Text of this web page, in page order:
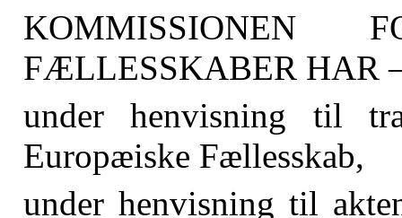
KOMMISSIONEN
FÆLLESSKABER HAR
under henvisning til
Europæiske Fællesskab,
under henvisning til